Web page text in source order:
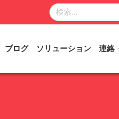
ブログ ソリューション 連絡